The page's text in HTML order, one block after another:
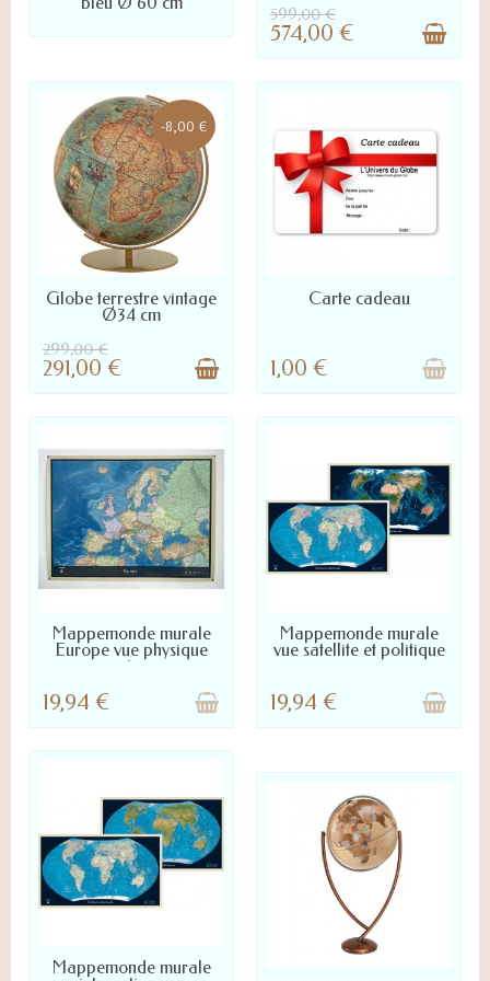
599,00 €
574,00 €
-8,00 €
LIVRÉ SOUS 10 À 45 JOURS :
NOUS CONTACTER POUR
DÉLAI PRÉCIS
Globe terrestre vintage
Ø34 cm
299,00 €
291,00 €
EN STOCK
Carte cadeau
1,00 €
NOUS CONTACTER POUR LA
DISPONIBILITÉ
Mappemonde murale
Europe vue physique
et...
19,94 €
NOUS CONTACTER POUR LA
DISPONIBILITÉ
Mappemonde murale
vue satellite et politique
19,94 €
NOUS CONTACTER POUR LA
Mappemonde murale